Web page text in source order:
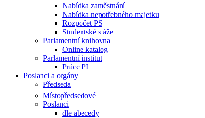
Nabídka zaměstnání
Nabídka nepotřebného majetku
Rozpočet PS
Studentské stáže
Parlamentní knihovna
Online katalog
Parlamentní institut
Práce PI
Poslanci a orgány
Předseda
Místopředsedové
Poslanci
dle abecedy